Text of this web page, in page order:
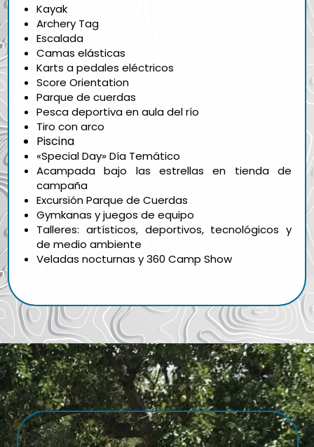
Kayak
Archery Tag
Escalada
Camas elásticas
Karts a pedales eléctricos
Score Orientation
Parque de cuerdas
Pesca deportiva en aula del río
Tiro con arco
Piscina
«Special Day» Día Temático
Acampada bajo las estrellas en tienda de
campaña
Excursión Parque de Cuerdas
Gymkanas y juegos de equipo
Talleres: artísticos, deportivos, tecnológicos y
de medio ambiente
Veladas nocturnas y 360 Camp Show